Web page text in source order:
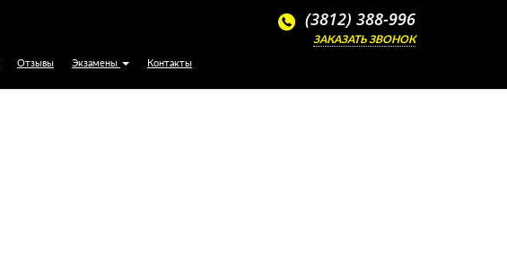
Отзывы Экзамены Контакты
(3812) 388-996
ЗАКАЗАТЬ ЗВОНОК